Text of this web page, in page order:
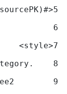
5
<#assign categories =assetCategory.getCategories("com.liferay.journal.model.JournalArticle",articleResourcePK) />
6
7
<style>
8
    .category{
9